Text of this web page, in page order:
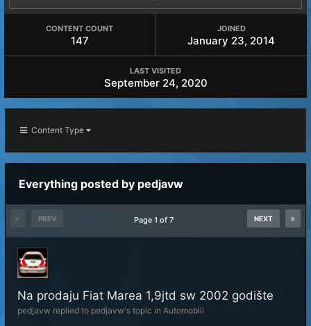
CONTENT COUNT
147
JOINED
January 23, 2014
LAST VISITED
September 24, 2020
Content Type
Everything posted by pedjavw
PREV NEXT
Page 1 of 7
Na prodaju Fiat Marea 1,9jtd sw 2002 godište
pedjavw replied to pedjavw's topic in Automobili